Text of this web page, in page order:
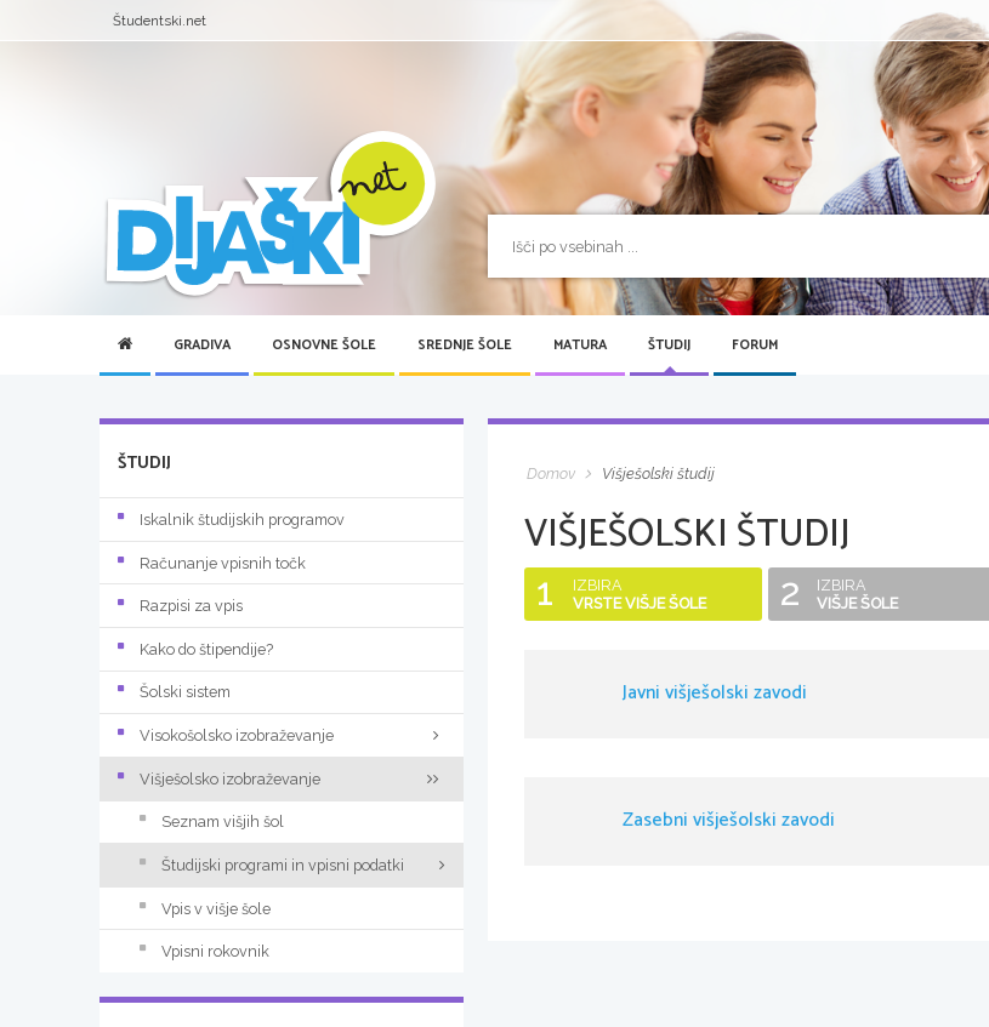
Študentski.net
GRADIVA OSNOVNE ŠOLE SREDNJE ŠOLE MATURA ŠTUDIJ FORUM
Domov Višješolski študij
VIŠJEŠOLSKI ŠTUDIJ
1
IZBIRA
VRSTE VIŠJE ŠOLE
2
IZBIRA
VIŠJE ŠOLE
Javni višješolski zavodi
Zasebni višješolski zavodi
ŠTUDIJ
Iskalnik študijskih programov
Računanje vpisnih točk
Razpisi za vpis
Kako do štipendije?
Šolski sistem
Visokošolsko izobraževanje
Višješolsko izobraževanje
Seznam višjih šol
Študijski programi in vpisni podatki
Vpis v višje šole
Vpisni rokovnik